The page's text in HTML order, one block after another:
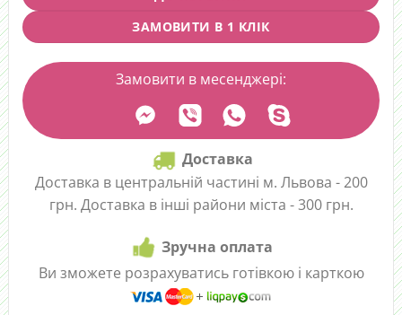
ЗАМОВИТИ В 1 КЛІК
Замовити в месенджері:
Доставка
Доставка в центральній частині м. Львова - 200
грн. Доставка в інші райони міста - 300 грн.
Зручна оплата
Ви зможете розрахуватись готівкою і карткою